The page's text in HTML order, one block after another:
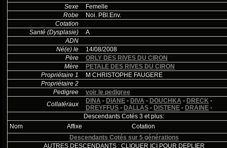
Sexe
Femelle
Robe
Noi. PBl.Env.
Cotation
Santé (Dysplasie)
A
ADN
Né(e) le
14/08/2008
Père
ORLY DES RIVES DU CIRON
Mère
PETALE DES RIVES DU CIRON
Propriétaire 1
M CHRISTOPHE FAUGERE
Propriétaire 2
Pedigree
voir le pedigree
Collatéraux
DINA - DIANE - DIVA - DOUCHKA - DRECK -
DREYFFUS - DALLAS - DISTENE - DRAINE -
Descendants Cotés 3 et plus:
Nom
Affixe
Cotation
Descendants Cotés sur 5 générations
AUTRES DESCENDANTS : CLIQUER ICI POUR DEPLIER